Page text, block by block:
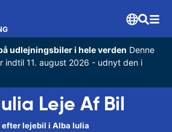
udlejningsbiler i hele verden Denne
indtil 11. august 2026 - udnyt den i
Leje Af Bil
efter lejebil i Alba Iulia